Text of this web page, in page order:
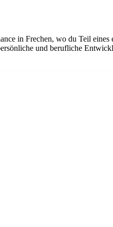
in Frechen, wo du Teil
und berufliche